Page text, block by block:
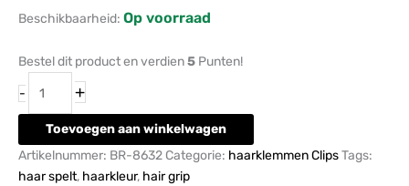
Beschikbaarheid: Op voorraad
Bestel dit product en verdien5 Punten!
- +
Toevoegen aan winkelwagen
Artikelnummer: BR-8632 Categorie: haarklemmen ClipsTags:
haar spelt, haarkleur, hair grip